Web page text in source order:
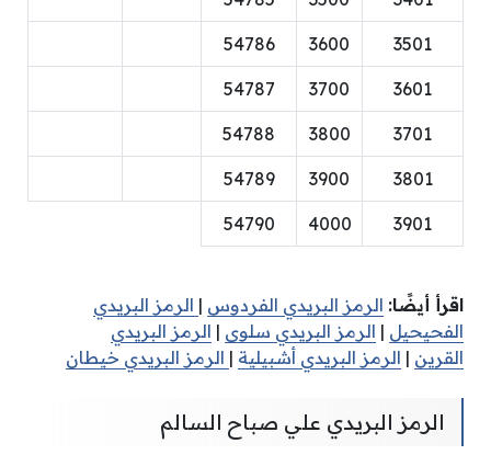
3501
3600
54786
3601
3700
54787
3701
3800
54788
3801
3900
54789
3901
4000
54790
اقرأ أيضًا: الرمز البريدي الفردوس | الرمز البريدي
الفحيحيل | الرمز البريدي سلوى | الرمز البريدي
القرين | الرمز البريدي أشبيلية | الرمز البريدي خيطان
الرمز البريدي علي صباح السالم